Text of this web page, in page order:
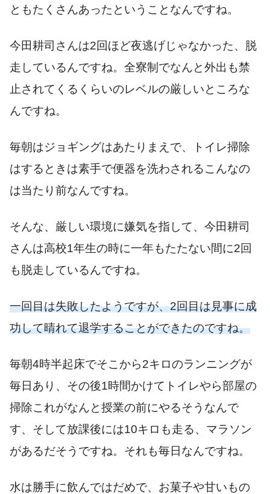
ともたくさんあったということなんですね。
今田耕司さんは2回ほど夜逃げじゃなかった、脱
走しているんですね。全寮制でなんと外出も禁
止されてくるくらいのレベルの厳しいところな
んですね。
毎朝はジョギングはあたりまえで、トイレ掃除
はするときは素手で便器を洗わされるこんなの
は当たり前なんですね。
そんな、厳しい環境に嫌気を指して、今田耕司
さんは高校1年生の時に一年もたたない間に2回
も脱走しているんですね。
一回目は失敗したようですが、2回目は見事に成
功して晴れて退学することができたのですね。
毎朝4時半起床でそこから2キロのランニングが
毎日あり、その後1時間かけてトイレやら部屋の
掃除これがなんと授業の前にやるそうなんで
す、そして放課後には10キロも走る、マラソン
があるだそうですね。それも毎日なんですね。
水は勝手に飲んではだめで、お菓子や甘いもの